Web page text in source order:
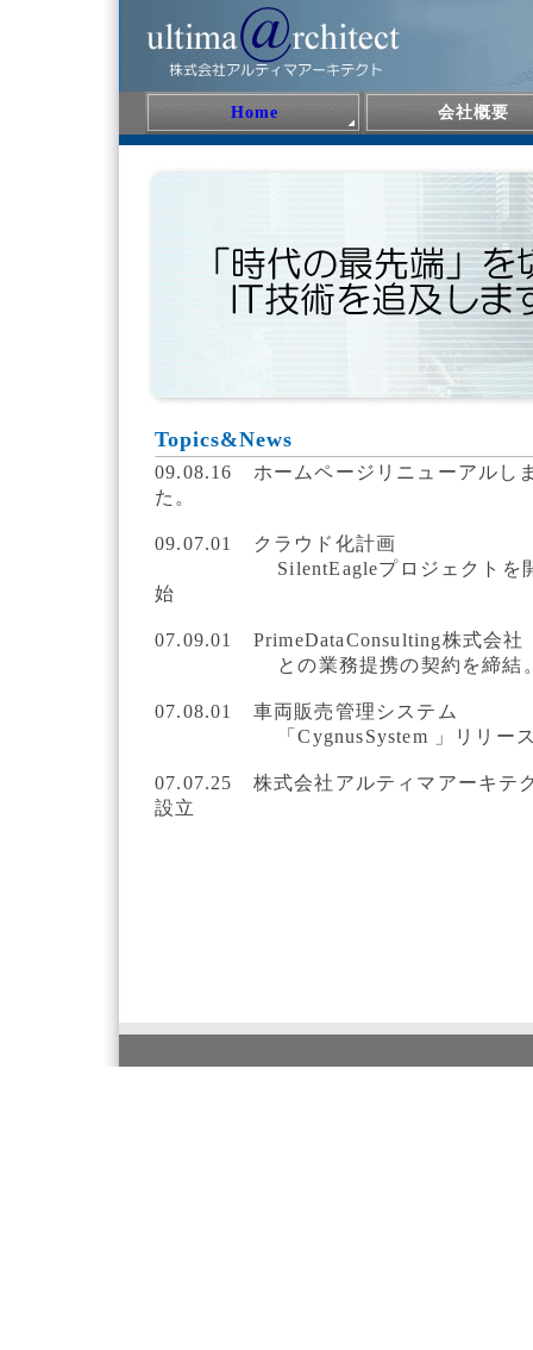
Home 会社概要
Topics&News
09.08.16 ホームページリニューアルし
た。
09.07.01 クラウド化計画
SilentEagleプロジェクトを
始
07.09.01 PrimeDataConsulting株式会社
との業務提携の契約を締結
07.08.01 車両販売管理システム
「CygnusSystem 」リリー
07.07.25 株式会社アルティマアーキテ
設立